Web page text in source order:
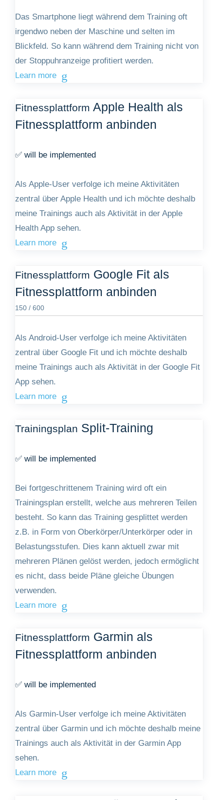
Das Smartphone liegt während dem Training oft
irgendwo neben der Maschine und selten im
Blickfeld. So kann während dem Training nicht von
der Stoppuhranzeige profitiert werden.
Learn more
Fitnessplattform Apple Health als
Fitnessplattform anbinden
✅ will be implemented
Als Apple-User verfolge ich meine Aktivitäten
zentral über Apple Health und ich möchte deshalb
meine Trainings auch als Aktivität in der Apple
Health App sehen.
Learn more
Fitnessplattform Google Fit als
Fitnessplattform anbinden
150 / 600
Als Android-User verfolge ich meine Aktivitäten
zentral über Google Fit und ich möchte deshalb
meine Trainings auch als Aktivität in der Google Fit
App sehen.
Learn more
Trainingsplan Split-Training
✅ will be implemented
Bei fortgeschrittenem Training wird oft ein
Trainingsplan erstellt, welche aus mehreren Teilen
besteht. So kann das Training gesplittet werden
z.B. in Form von Oberkörper/Unterkörper oder in
Belastungsstufen. Dies kann aktuell zwar mit
mehreren Plänen gelöst werden, jedoch ermöglicht
es nicht, dass beide Pläne gleiche Übungen
verwenden.
Learn more
Fitnessplattform Garmin als
Fitnessplattform anbinden
✅ will be implemented
Als Garmin-User verfolge ich meine Aktivitäten
zentral über Garmin und ich möchte deshalb meine
Trainings auch als Aktivität in der Garmin App
sehen.
Learn more